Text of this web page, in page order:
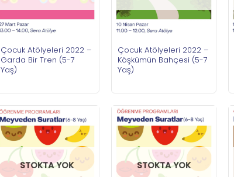
Çocuk Atölyeleri 2022 –
Garda Bir Tren (5-7
Yaş)
Çocuk Atölyeleri 2022 –
Köşkümün Bahçesi (5-7
Yaş)
STOKTA YOK STOKTA YOK